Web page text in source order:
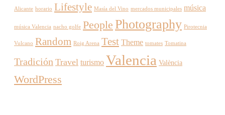
Alicante horario Lifestyle Masía del Vino mercados municipales música
música Valencia nacho golfe People Photography Pirotecnia
Vulcano Random Roig Arena Test Theme tomates Tomatina
Tradición Travel turismo Valencia València
WordPress